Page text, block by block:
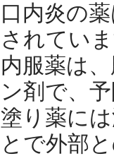
口内炎の
されていま
内服薬は
ン剤で、
塗り薬に
とで外部